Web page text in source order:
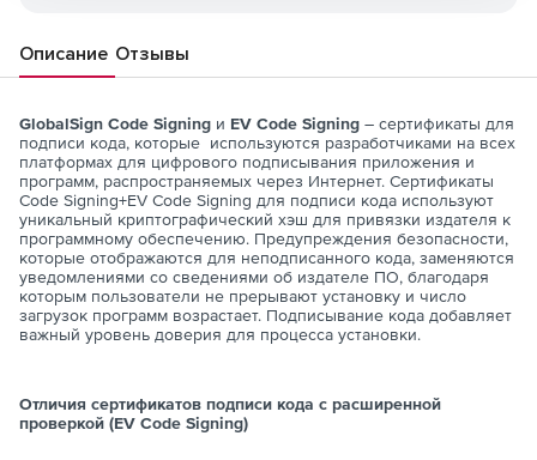
Описание Отзывы
GlobalSign Code Signing и EV Code Signing – сертификаты для
подписи кода, которые используются разработчиками на всех
платформах для цифрового подписывания приложения и
программ, распространяемых через Интернет. Сертификаты
Code Signing+EV Code Signing для подписи кода используют
уникальный криптографический хэш для привязки издателя к
программному обеспечению. Предупреждения безопасности,
которые отображаются для неподписанного кода, заменяются
уведомлениями со сведениями об издателе ПО, благодаря
которым пользователи не прерывают установку и число
загрузок программ возрастает. Подписывание кода добавляет
важный уровень доверия для процесса установки.
Отличия сертификатов подписи кода с расширенной
проверкой (EV Code Signing)